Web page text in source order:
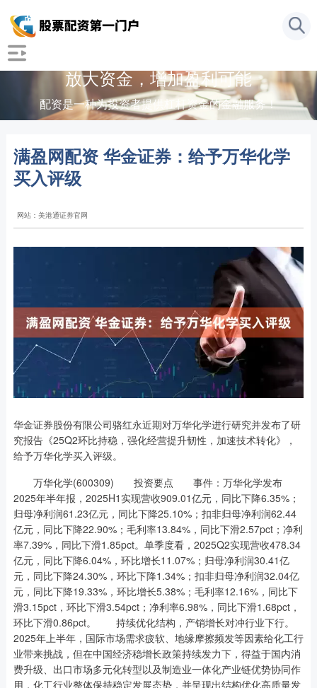
放大资金，增加盈利可能
配资是一种为投资者提供杠杆资金的金融服务！
满盈网配资 华金证券：给予万华化学
买入评级
网站：美港通证券官网
华金证券股份有限公司骆红永近期对万华化学进行研究并发布了研
究报告《25Q2环比持稳，强化经营提升韧性，加速技术转化》，
给予万华化学买入评级。
万华化学(600309) 投资要点 事件：万华化学发布
2025年半年报，2025H1实现营收909.01亿元，同比下降6.35%；
归母净利润61.23亿元，同比下降25.10%；扣非归母净利润62.44
亿元，同比下降22.90%；毛利率13.84%，同比下滑2.57pct；净利
率7.39%，同比下滑1.85pct。单季度看，2025Q2实现营收478.34
亿元，同比下降6.04%，环比增长11.07%；归母净利润30.41亿
元，同比下降24.30%，环比下降1.34%；扣非归母净利润32.04亿
元，同比下降19.33%，环比增长5.38%；毛利率12.16%，同比下
滑3.15pct，环比下滑3.54pct；净利率6.98%，同比下滑1.68pct，
环比下滑0.86pct。 持续优化结构，产销增长对冲行业下行。
2025年上半年，国际市场需求疲软、地缘摩擦频发等因素给化工行
业带来挑战，但在中国经济稳增长政策持续发力下，得益于国内消
费升级、出口市场多元化转型以及制造业一体化产业链优势协同作
用，化工行业整体保持稳定发展态势，并呈现出结构优化高质量发